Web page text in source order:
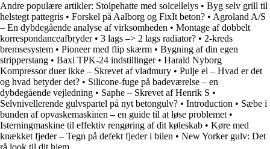
Andre populære artikler: Stolpehatte med solcellelys • Byg selv grill til
helstegt pattegris • Forskel på Aalborg og FixIt beton? • Agroland A/S
– En dybdegående analyse af virksomheden • Montage af dobbelt
korrespondanceafbryder• 3 lags –> 2 lags radiator? • 2-kreds
bremsesystem • Pioneer med flip skærm • Bygning af din egen
stripperstang • Baxi TPK-24 indstillinger• Harald Nyborg
Kompressor duer ikke – Skrevet af vladmury • Pulje el – Hvad er det
og hvad betyder det? • Silicone-fuge på badeværelse – en
dybdegående vejledning • Saphe – Skrevet af Henrik S •
Selvnivellerende gulvspartel på nyt betongulv? • Introduction • Sæbe i
bunden af opvaskemaskinen – en guide til at løse problemet •
Isterningmaskine til effektiv rengøring af dit køleskab • Køre med
knækket fjeder – Tegn på defekt fjeder i bilen • New Yorker gulv: Det